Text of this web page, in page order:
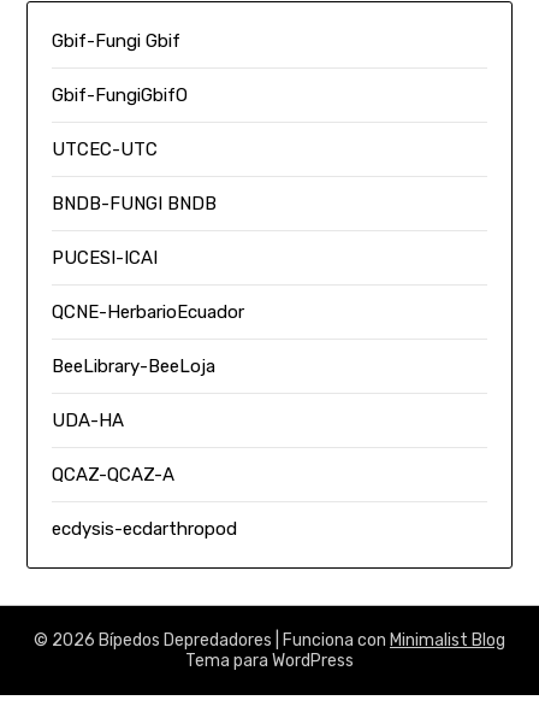
Gbif-Fungi Gbif
Gbif-FungiGbifO
UTCEC-UTC
BNDB-FUNGI BNDB
PUCESI-ICAI
QCNE-HerbarioEcuador
BeeLibrary-BeeLoja
UDA-HA
QCAZ-QCAZ-A
ecdysis-ecdarthropod
© 2026 Bípedos Depredadores | Funciona con Minimalist Blog
Tema para WordPress